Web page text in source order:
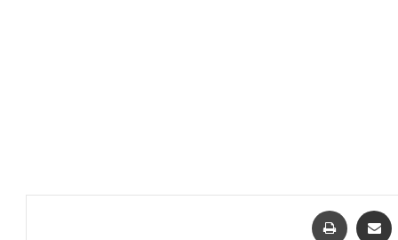
Share via Email